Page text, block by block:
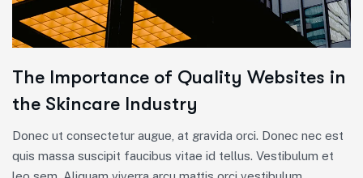
The Importance of Quality Websites in
the Skincare Industry
Donec ut consectetur augue, at gravida orci. Donec nec est
quis massa suscipit faucibus vitae id tellus. Vestibulum et